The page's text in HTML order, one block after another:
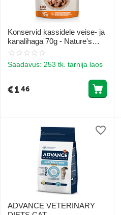
Konservid kassidele veise- ja
kanalihaga 70g - Nature's
Variety Cat Original Beef and
Saadavus: 253 tk. tarnija laos
€146
ADVANCE VETERINARY